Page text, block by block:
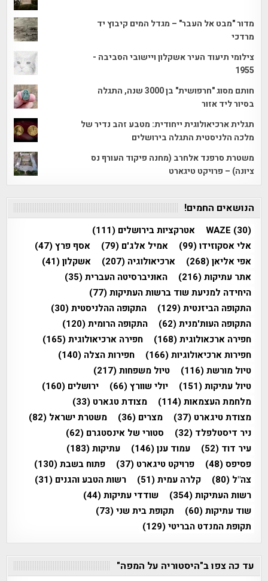
מדור "מבט אל העבר" – מגדל המים קיבוץ יד
מרדכי
צילומי תיעוד העיר אשקלון ויישובי הסביבה -
1955
חותם מסוג "חרפושית" בן 3000 שנה, התגלה
בסיור ליד אזור
תגלית ארכיאולוגית ייחודית: מטבע זהב נדיר של
מלכה הלניסטית התגלה בירושלים
משטרת סרפנד אלחרב (מחנה פיקוד העורף נס
ציונה) – פרויקט טיגארט
הנושאים החמים!
WAZE (30) אטרקציות בירושלים (111)
אלי אסקוזידו(99) אמיל אלג'ם (79) אסף פרץ(47)
אפי אליאן(268) ארכיאולוגיה (207) אשקלון(41)
אתר עתיקות(216) האוניברסיטה העברית(35)
היחידה למניעת שוד ברשות העתיקות(77)
התקופה הביזנטית(129) התקופה ההלניסטית(30)
התקופה העות'מנית(62) התקופה הרומית(120)
חפירה ארכאולוגית(168) חפירה ארכיאולוגית(165)
חפירות ארכיאולוגיות(166) חפירות הצלה (140)
טיול מורשת(116) טיול משפחות(217)
טיול עתיקות(151) יולי שוורץ(66) ירושלים (160)
מלחמת העצמאות(114) מצודת טגארט (33)
מצודת טיגארט (37) מצרים (36) משטרת ישראל (82)
ניר דיסטלפלד (32) סטורי של אינסטגרם (62)
עיר דוד (52) עמוד ענן(146) עתיקות(183)
פסיפס(48) פרויקט טיגארט (37) פתוח בשבת(130)
צה"ל (80) קלרה עמית(51) רשות הטבע והגנים (31)
רשות העתיקות(354) שודדי עתיקות(44)
שוד עתיקות(60) תקופת בית שני(73)
תקופת המנדט הבריטי(129)
עד כה צפו ב"היסטוריה על המפה"